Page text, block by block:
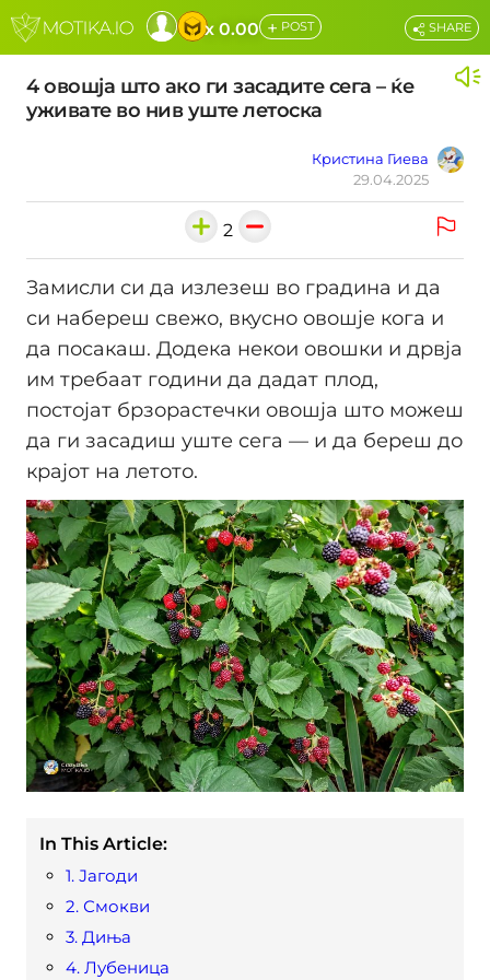
x 0.00 + POST
4 овошја што ако ги засадите сега – ќе
уживате во нив уште летоска
Кристина Гиева
29.04.2025
SHARE
2
Замисли си да излезеш во градина и да
си набереш свежо, вкусно овошје кога и
да посакаш. Додека некои овошки и дрвја
им требаат години да дадат плод,
постојат брзорастечки овошја што можеш
да ги засадиш уште сега — и да береш до
крајот на летото.
In This Article:
1. Јагоди
2. Смокви
3. Диња
4. Лубеница